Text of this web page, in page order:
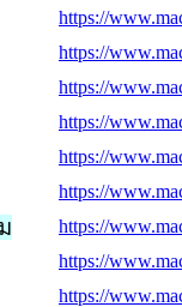
https://
https://
https://
https://
https://
https://
https://
https://
https://